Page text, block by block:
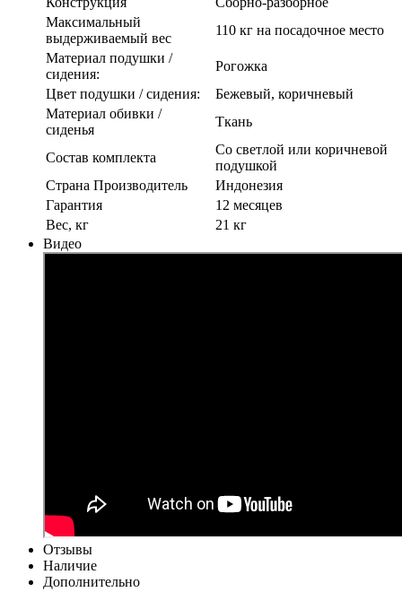
Максимальный
выдерживаемый вес
110 кг на посадочное место
Материал подушки /
сидения:
Рогожка
Цвет подушки / сидения:
Бежевый, коричневый
Материал обивки /
сиденья
Ткань
Состав комплекта
Со светлой или коричневой
подушкой
Страна Производитель
Индонезия
Гарантия
12 месяцев
Вес, кг
21 кг
Видео
Отзывы
Наличие
Дополнительно